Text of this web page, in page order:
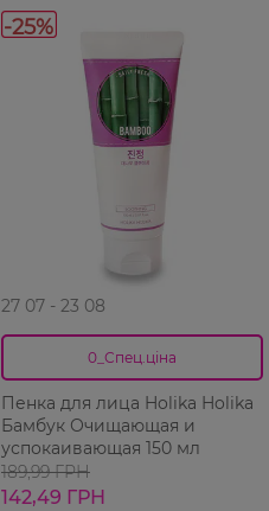
-25%
27 07 - 23 08
0_Спец.ціна
Пенка для лица Holika Holika
Бамбук Очищающая и
успокаивающая 150 мл
189,99 ГРН
142,49 ГРН